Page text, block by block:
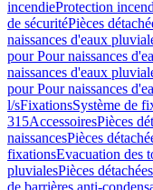
incendieProtection
de sécuritéPièces
naissances d'eaux
pour Pour naissances
naissances d'eaux
pour Pour naissances
l/sFixationsSystème de
315AccessoiresPièces
naissancesPièces
fixationsEvacuation des
pluvialesPièces
de barrières anti-